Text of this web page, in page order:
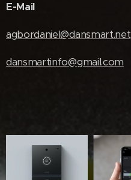
E-Mail
agbordaniel@dansmart.net
dansmartinfo@gmail.com